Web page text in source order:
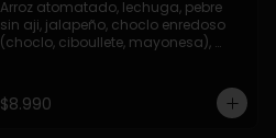
Arroz atomatado, lechuga, pebre
sin aji, jalapeño, choclo enredoso
(choclo, ciboullete, mayonesa),
$8.990